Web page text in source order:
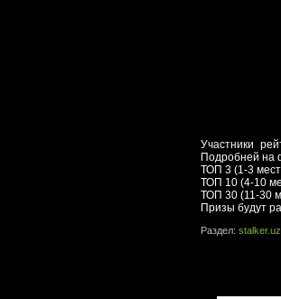
Участники
Подробней на
ТОП 3 (1-3
ТОП 10 (4-10
ТОП 30 (11-30
Призы будут
Раздел: stalker.uz